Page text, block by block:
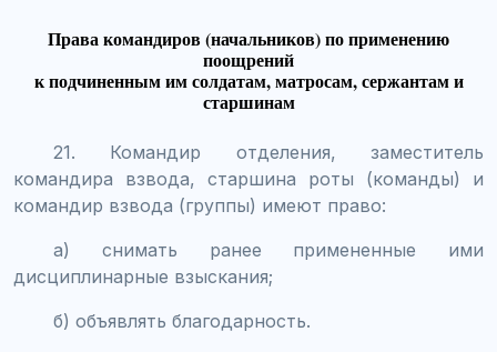
Права командиров (начальников) по применению
поощрений
к подчиненным им солдатам, матросам, сержантам и
старшинам
21. Командир отделения, заместитель
командира взвода, старшина роты (команды) и
командир взвода (группы) имеют право:
а) снимать ранее примененные ими
дисциплинарные взыскания;
б) объявлять благодарность.